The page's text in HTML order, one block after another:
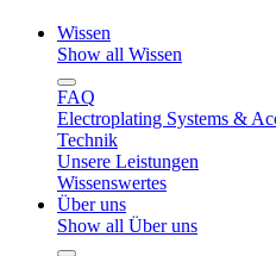
Wissen
Show all Wissen
FAQ
Electroplating Systems &
Technik
Unsere Leistungen
Wissenswertes
Über uns
Show all Über uns